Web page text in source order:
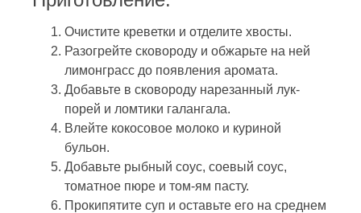
Очистите креветки и отделите хвосты.
Разогрейте сковороду и обжарьте на ней
лимонграсс до появления аромата.
Добавьте в сковороду нарезанный лук-
порей и ломтики галангала.
Влейте кокосовое молоко и куриной
бульон.
Добавьте рыбный соус, соевый соус,
томатное пюре и том-ям пасту.
Прокипятите суп и оставьте его на среднем